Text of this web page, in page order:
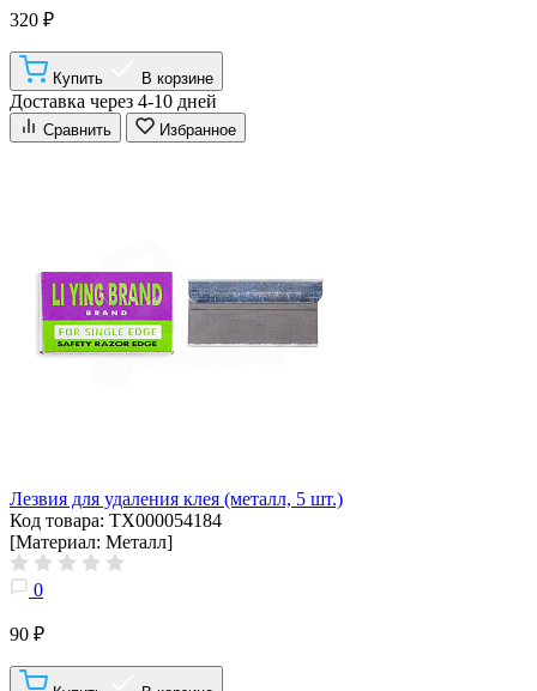
320 ₽
Купить В корзине
Доставка через 4-10 дней
Сравнить Избранное
Лезвия для удаления клея (металл, 5 шт.)
Код товара: ТХ000054184
[Материал: Металл]
0
90 ₽